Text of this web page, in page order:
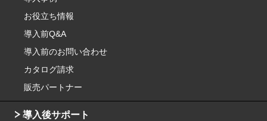
お役立ち情報
導入前Q&A
導入前のお問い合わせ
カタログ請求
販売パートナー
導入後サポート